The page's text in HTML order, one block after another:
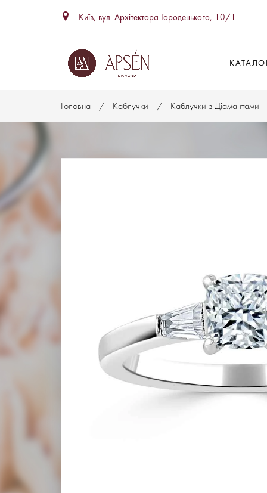
Київ, вул. Архітектора Городецького, 10/1
Головна Каблучки Каблучки з Діамантами